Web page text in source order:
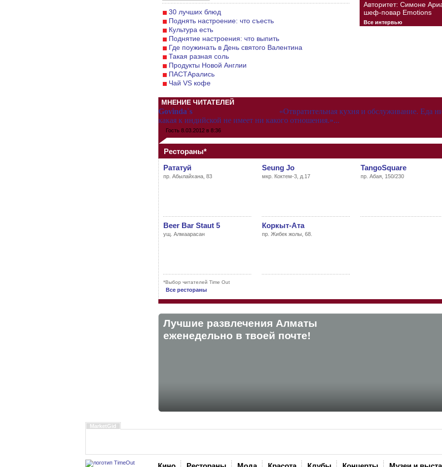
30 лучших блюд
Поднять настроение: что съесть
Культура есть
Поднятие настроения: что выпить
Где поужинать в День святого Валентина
Такая разная соль
Продукты Новой Англии
ПАСТАрались
Чай VS кофе
Авторитет: Симоне
шеф-повар Emotions
Все интервью
МНЕНИЕ ЧИТАТЕЛЕЙ
Govinda`s
«Отвратительная кухня и обслуживание. Еда
какая к индийской не имеет ни какого отношения.»...
Гость8.03.2012 в 8:36
Рестораны*
Рататуй
пр. Абылайхана, 83
Seung Jo
мкр. Коктем-3, д.17
TangoSquare
пр. Абая, 150/230
Beer Bar Staut 5
ущ. Алмаарасан
Коркыт-Ата
пр. Жибек жолы, 68.
*Выбор читателей Time Out
Все рестораны
Лучшие развлечения Алматы
eженедельно в твоей почте!
MarketGid